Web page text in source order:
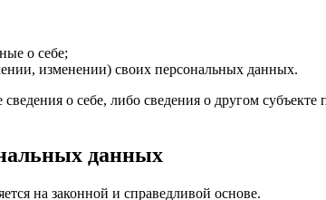
о себе;
изменении) своих персональных данных.
о себе, либо сведения о другом субъекте
данных
на законной и справедливой основе.